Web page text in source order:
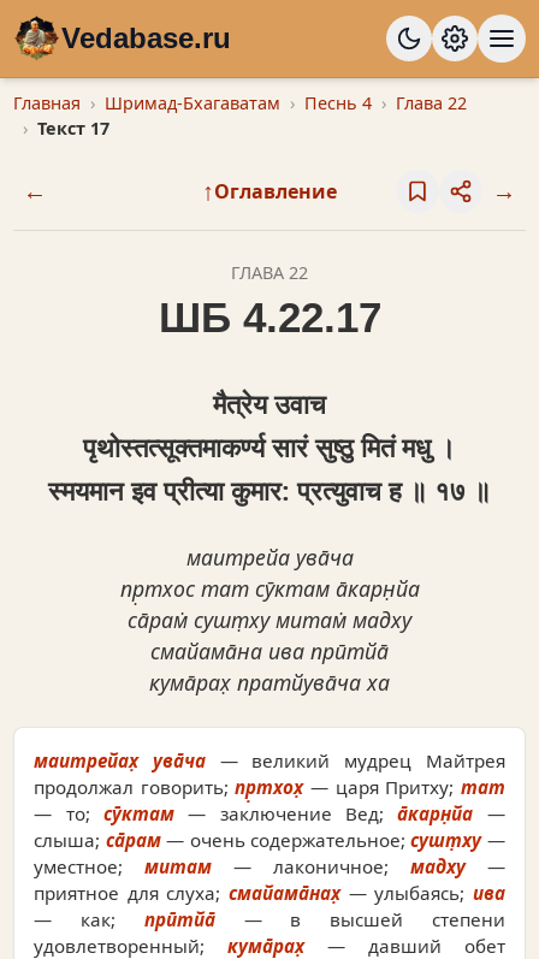
Vedabase.ru
Главная Шримад-Бхагаватам Песнь 4
Глава 22
Текст 17
← ↑Оглавление →
ГЛАВА 22
ШБ 4.22.17
मैत्रेय उवाच
पृथोस्तत्सूक्तमाकर्ण्य सारं सुष्ठु मितं मधु ।
स्मयमान इव प्रीत्या कुमार: प्रत्युवाच ह ॥ १७ ॥
маитрейа ува̄ча
пр̣тхос тат сӯктам а̄карн̣йа
са̄рам̇ сушт̣ху митам̇ мадху
смайама̄на ива прӣтйа̄
кума̄рах̣ пратйува̄ча ха
маитрейах̣ ува̄ча— великий мудрец Майтрея
продолжал говорить;пр̣тхох̣— царя Притху; тат
— то; сӯктам— заключение Вед;а̄карн̣йа —
слыша; са̄рам— очень содержательное;сушт̣ху—
уместное;митам — лаконичное; мадху—
приятное для слуха; смайама̄нах̣— улыбаясь; ива
— как; прӣтйа̄— в высшей степени
удовлетворенный;кума̄рах̣— давший обет